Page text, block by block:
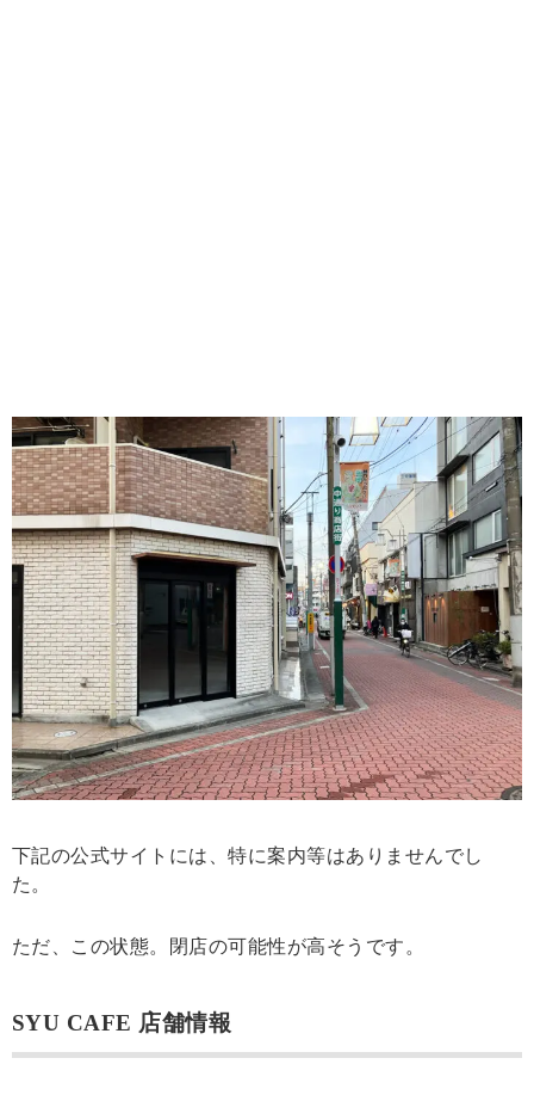
下記の公式サイトには、特に案内等はありませんでし
た。
ただ、この状態。閉店の可能性が高そうです。
SYU CAFE 店舗情報